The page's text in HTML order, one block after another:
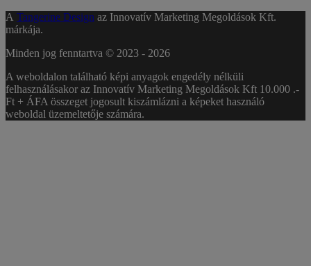
A Tangerine Design az Innovatív Marketing Megoldások Kft.
márkája.
Minden jog fenntartva © 2023 - 2026
A weboldalon található képi anyagok engedély nélküli
felhasználásakor az Innovatív Marketing Megoldások Kft 10.000 .-
Ft + ÁFA összeget jogosult kiszámlázni a képeket használó
weboldal üzemeltetője számára.